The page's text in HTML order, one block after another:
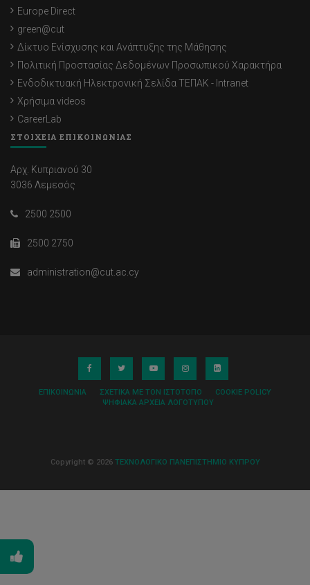
Europe Direct
green@cut
Δίκτυο Ενίσχυσης και Ανάπτυξης της Μάθησης
Πολιτική Προστασίας Δεδομένων Προσωπικού Χαρακτήρα
Ενδοδικτυακή Ηλεκτρονική Σελίδα ΤΕΠΑΚ - Intranet
Χρήσιμα videos
CareerLab
ΣΤΟΙΧΕΙΑ ΕΠΙΚΟΙΝΩΝΙΑΣ
Αρχ. Κυπριανού 30
3036 Λεμεσός
2500 2500
2500 2750
administration@cut.ac.cy
ΕΠΙΚΟΙΝΩΝΊΑ ΣΧΕΤΙΚΆ ΜΕ ΤΟΝ ΙΣΤΌΤΟΠΟ
COOKIE POLICY
ΨΗΦΙΑΚΆ ΑΡΧΕΊΑ ΛΟΓΌΤΥΠΟΥ
Copyright © 2026 ΤΕΧΝΟΛΟΓΙΚΟ ΠΑΝΕΠΙΣΤΗΜΙΟ ΚΥΠΡΟΥ